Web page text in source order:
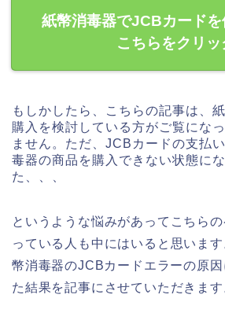
紙幣消毒器でJCBカード
こちらをクリッ
もしかしたら、こちらの記事は、
購入を検討している方がご覧にな
ません。ただ、JCBカードの支払
毒器の商品を購入できない状態に
た、、、
というような悩みがあってこちら
っている人も中にはいると思いま
幣消毒器のJCBカードエラーの原
た結果を記事にさせていただきます